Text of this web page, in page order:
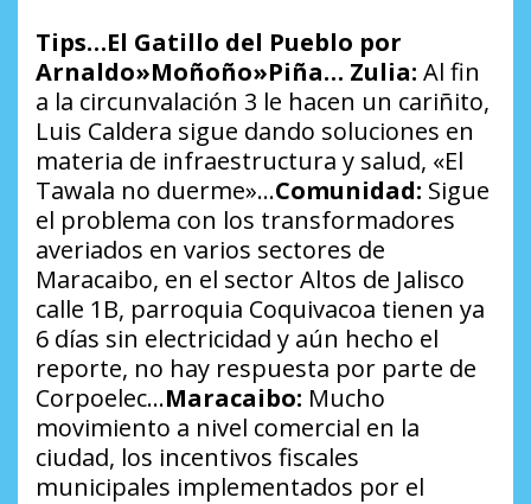
Tips…El Gatillo del Pueblo por
Arnaldo»Moñoño»Piña… Zulia: Al fin
a la circunvalación 3 le hacen un cariñito,
Luis Caldera sigue dando soluciones en
materia de infraestructura y salud, «El
Tawala no duerme»…Comunidad: Sigue
el problema con los transformadores
averiados en varios sectores de
Maracaibo, en el sector Altos de Jalisco
calle 1B, parroquia Coquivacoa tienen ya
6 días sin electricidad y aún hecho el
reporte, no hay respuesta por parte de
Corpoelec…Maracaibo: Mucho
movimiento a nivel comercial en la
ciudad, los incentivos fiscales
municipales implementados por el